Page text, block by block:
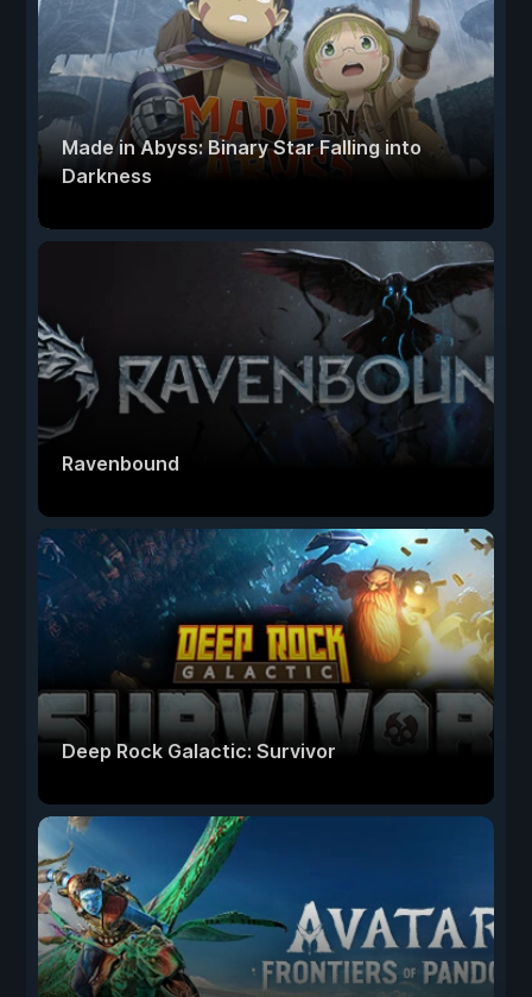
Made in Abyss: Binary Star Falling into
Darkness
Ravenbound
Deep Rock Galactic: Survivor